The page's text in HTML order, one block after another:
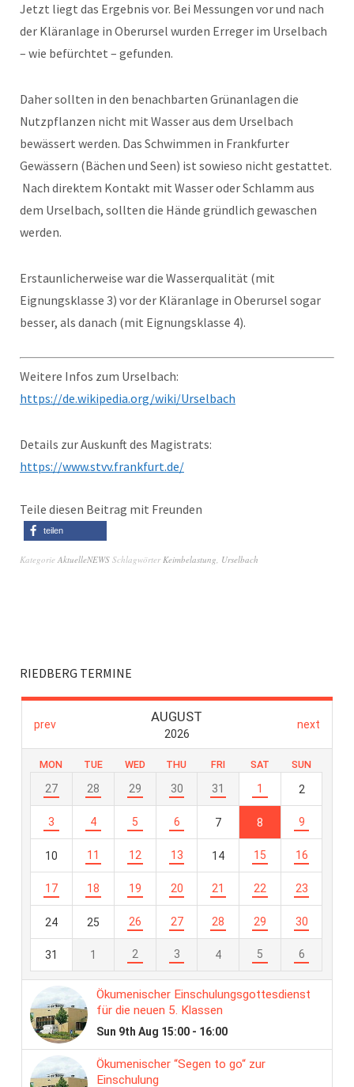
Jetzt liegt das Ergebnis vor. Bei Messungen vor und nach
der Kläranlage in Oberursel wurden Erreger im Urselbach
– wie befürchtet – gefunden.
Daher sollten in den benachbarten Grünanlagen die
Nutzpflanzen nicht mit Wasser aus dem Urselbach
bewässert werden. Das Schwimmen in Frankfurter
Gewässern (Bächen und Seen) ist sowieso nicht gestattet.
Nach direktem Kontakt mit Wasser oder Schlamm aus
dem Urselbach, sollten die Hände gründlich gewaschen
werden.
Erstaunlicherweise war die Wasserqualität (mit
Eignungsklasse 3) vor der Kläranlage in Oberursel sogar
besser, als danach (mit Eignungsklasse 4).
Weitere Infos zum Urselbach:
https://de.wikipedia.org/wiki/Urselbach
Details zur Auskunft des Magistrats:
https://www.stvv.frankfurt.de/
Teile diesen Beitrag mit Freunden
teilen
Kategorie AktuelleNEWS Schlagwörter Keimbelastung Urselbach
RIEDBERG TERMINE